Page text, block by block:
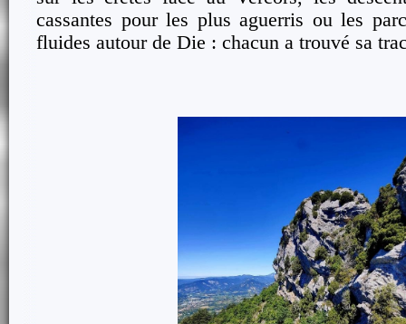
cassantes pour les plus aguerris ou les
fluides autour de Die : chacun a trouvé sa